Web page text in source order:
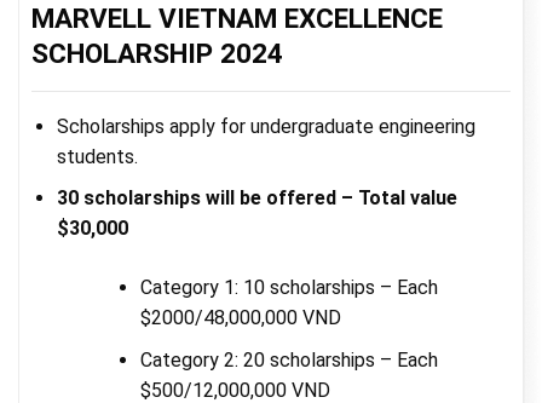
MARVELL VIETNAM EXCELLENCE
SCHOLARSHIP 2024
Scholarships apply for undergraduate engineering
students.
30 scholarships will be offered – Total value
$30,000
Category 1: 10 scholarships – Each
$2000/48,000,000 VND
Category 2: 20 scholarships – Each
$500/12,000,000 VND